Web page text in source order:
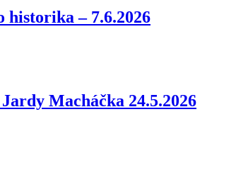
historika – 7.6.2026
Macháčka 24.5.2026